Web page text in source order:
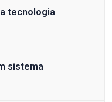
tecnologia
sistema